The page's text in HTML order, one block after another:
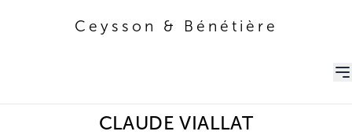
Ceysson & Bénétière
CLAUDE VIALLAT